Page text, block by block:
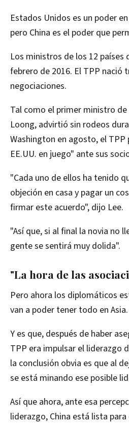
Estados Unidos es un poder
pero China es el poder que
Los ministros de los 12 países
febrero de 2016. El TPP nació
negociaciones.
Tal como el primer ministro de
Loong, advirtió sin rodeos
Washington en agosto, el
EE.UU. en juego" ante sus
"Cada uno de ellos ha tenido
objeción en casa y pagar un
firmar este acuerdo", dijo Lee.
"Así que, si al final la novia no
gente se sentirá muy dolida".
"La hora de las
Pero ahora los diplomáticos
van a poder tener todo en Asia.
Y es que, después de haber
TPP era impulsar el liderazgo
la conclusión obvia es que al
se está minando ese posible
Así que ahora, ante esa
liderazgo, China está lista